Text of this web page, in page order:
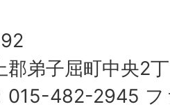
郡弟子屈町中央2
015-482-2945